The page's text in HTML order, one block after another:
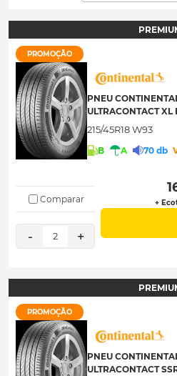
PROMOÇÃO
PNEU
ULTRACONTACT
215/45R18 W93
B A 70 db
Comparar
- 2 +
+
PROMOÇÃO
PNEU
ULTRACONTACT